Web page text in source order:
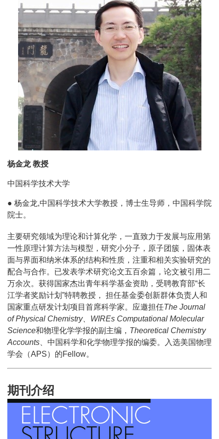
杨金龙 教授
中国科学技术大学
● 杨金龙,中国科学技术大学教授，博士生导师，中国科学院
院士。
主要研究领域为理论和计算化学，一直致力于发展与应用第
一性原理计算方法与模型，研究小分子，原子团簇，固体表
面与界面和纳米体系的结构和性质，注重和相关实验研究的
配合与合作。已发表学术研究论文五百余篇，论文被引用二
万余次。获得国家杰出青年科学基金资助，受聘教育部“长
江学者奖励计划”特聘教授， 担任基金委创新群体负责人和
国家重点研发计划项目首席科学家。应邀担任The Journal
of Physical Chemistry、WIREs Computational Molecular
Science和物理化学学报的副主编， Theoretical Chemistry
Accounts 、中国科学和化学物理学报的编委。入选美国物理
学会（APS）的Fellow。
期刊介绍